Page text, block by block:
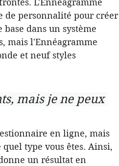
L'Ennéagramme
de personnalité pour créer
dans un système
mais l'Ennéagramme
et neuf styles
mais je ne peux
en ligne, mais
type vous êtes. Ainsi,
un résultat en